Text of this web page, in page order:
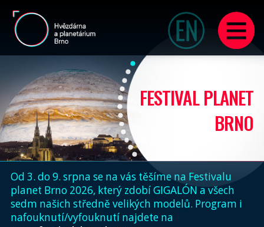
FESTIVAL PLANET
BRNO
Od 3. do 9. srpna se na vás těšíme na Festivalu
planet Brno 2026, který zdobí GIGALÓN a všech
sedm našich středně velikých modelů. Program i
nafouknutí/vyfouknutí najdete na